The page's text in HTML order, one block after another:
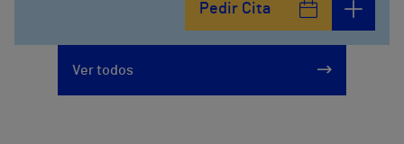
Pedir Cita
Ver todos